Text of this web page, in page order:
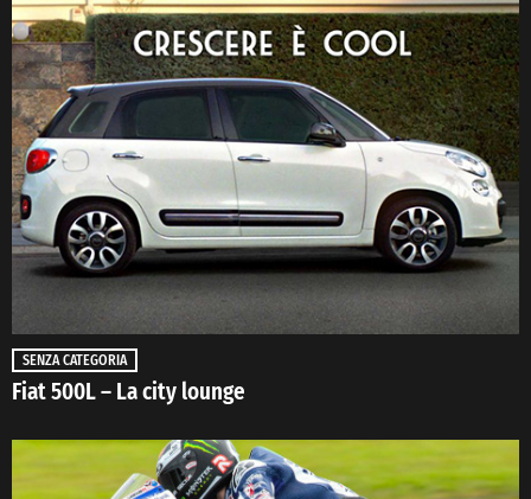
SENZA CATEGORIA
Fiat 500L – La city lounge